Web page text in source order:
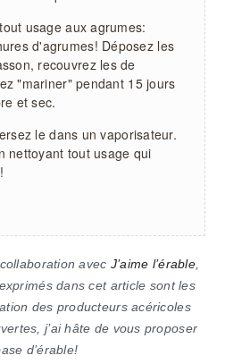
usage aux agrumes:
d'agrumes! Déposez les
recouvrez les de
"mariner" pendant 15 jours
et sec.
le dans un vaporisateur.
nettoyant tout usage qui
avec J’aime l’érable,
dans cet article sont les
des producteurs acéricoles
j’ai hâte de vous proposer
d’érable!